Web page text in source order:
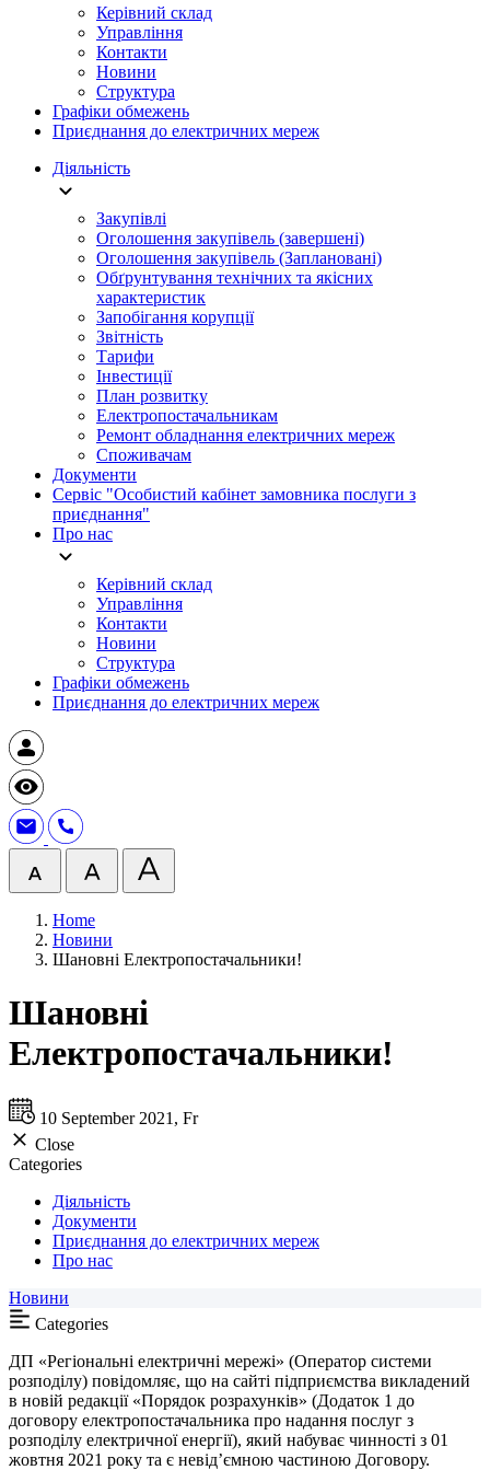
Керівний склад
Управління
Контакти
Новини
Структура
Графіки обмежень
Приєднання до електричних мереж
Діяльність
Закупівлі
Оголошення закупівель (завершені)
Оголошення закупівель (Заплановані)
Обґрунтування технічних та якісних
характеристик
Запобігання корупції
Звітність
Тарифи
Інвестиції
План розвитку
Електропостачальникам
Ремонт обладнання електричних мереж
Споживачам
Документи
Сервіс "Особистий кабінет замовника послуги з
приєднання"
Про нас
Керівний склад
Управління
Контакти
Новини
Структура
Графіки обмежень
Приєднання до електричних мереж
Home
Новини
Шановні Електропостачальники!
Шановні
Електропостачальники!
10 September 2021, Fr
Close
Categories
Діяльність
Документи
Приєднання до електричних мереж
Про нас
Новини
Categories
ДП «Регіональні електричні мережі» (Оператор системи
розподілу) повідомляє, що на сайті підприємства викладений
в новій редакції «Порядок розрахунків» (Додаток 1 до
договору електропостачальника про надання послуг з
розподілу електричної енергії), який набуває чинності з 01
жовтня 2021 року та є невід’ємною частиною Договору.